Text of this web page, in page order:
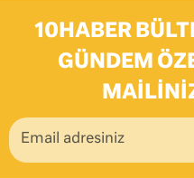
10HABER
GÜNDEM